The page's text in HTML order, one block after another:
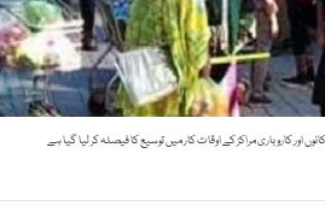
اور کاروباری مراکز کے اوقات کار میں توسیع کا فیصلہ کر لیا گیا ہے